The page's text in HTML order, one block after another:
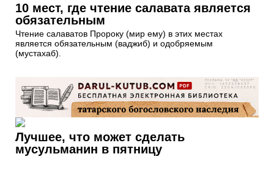
10 мест, где чтение салавата является
обязательным
Чтение салаватов Пророку (мир ему) в этих местах
является обязательным (ваджиб) и одобряемым
(мустахаб).
Лучшее, что может сделать
мусульманин в пятницу